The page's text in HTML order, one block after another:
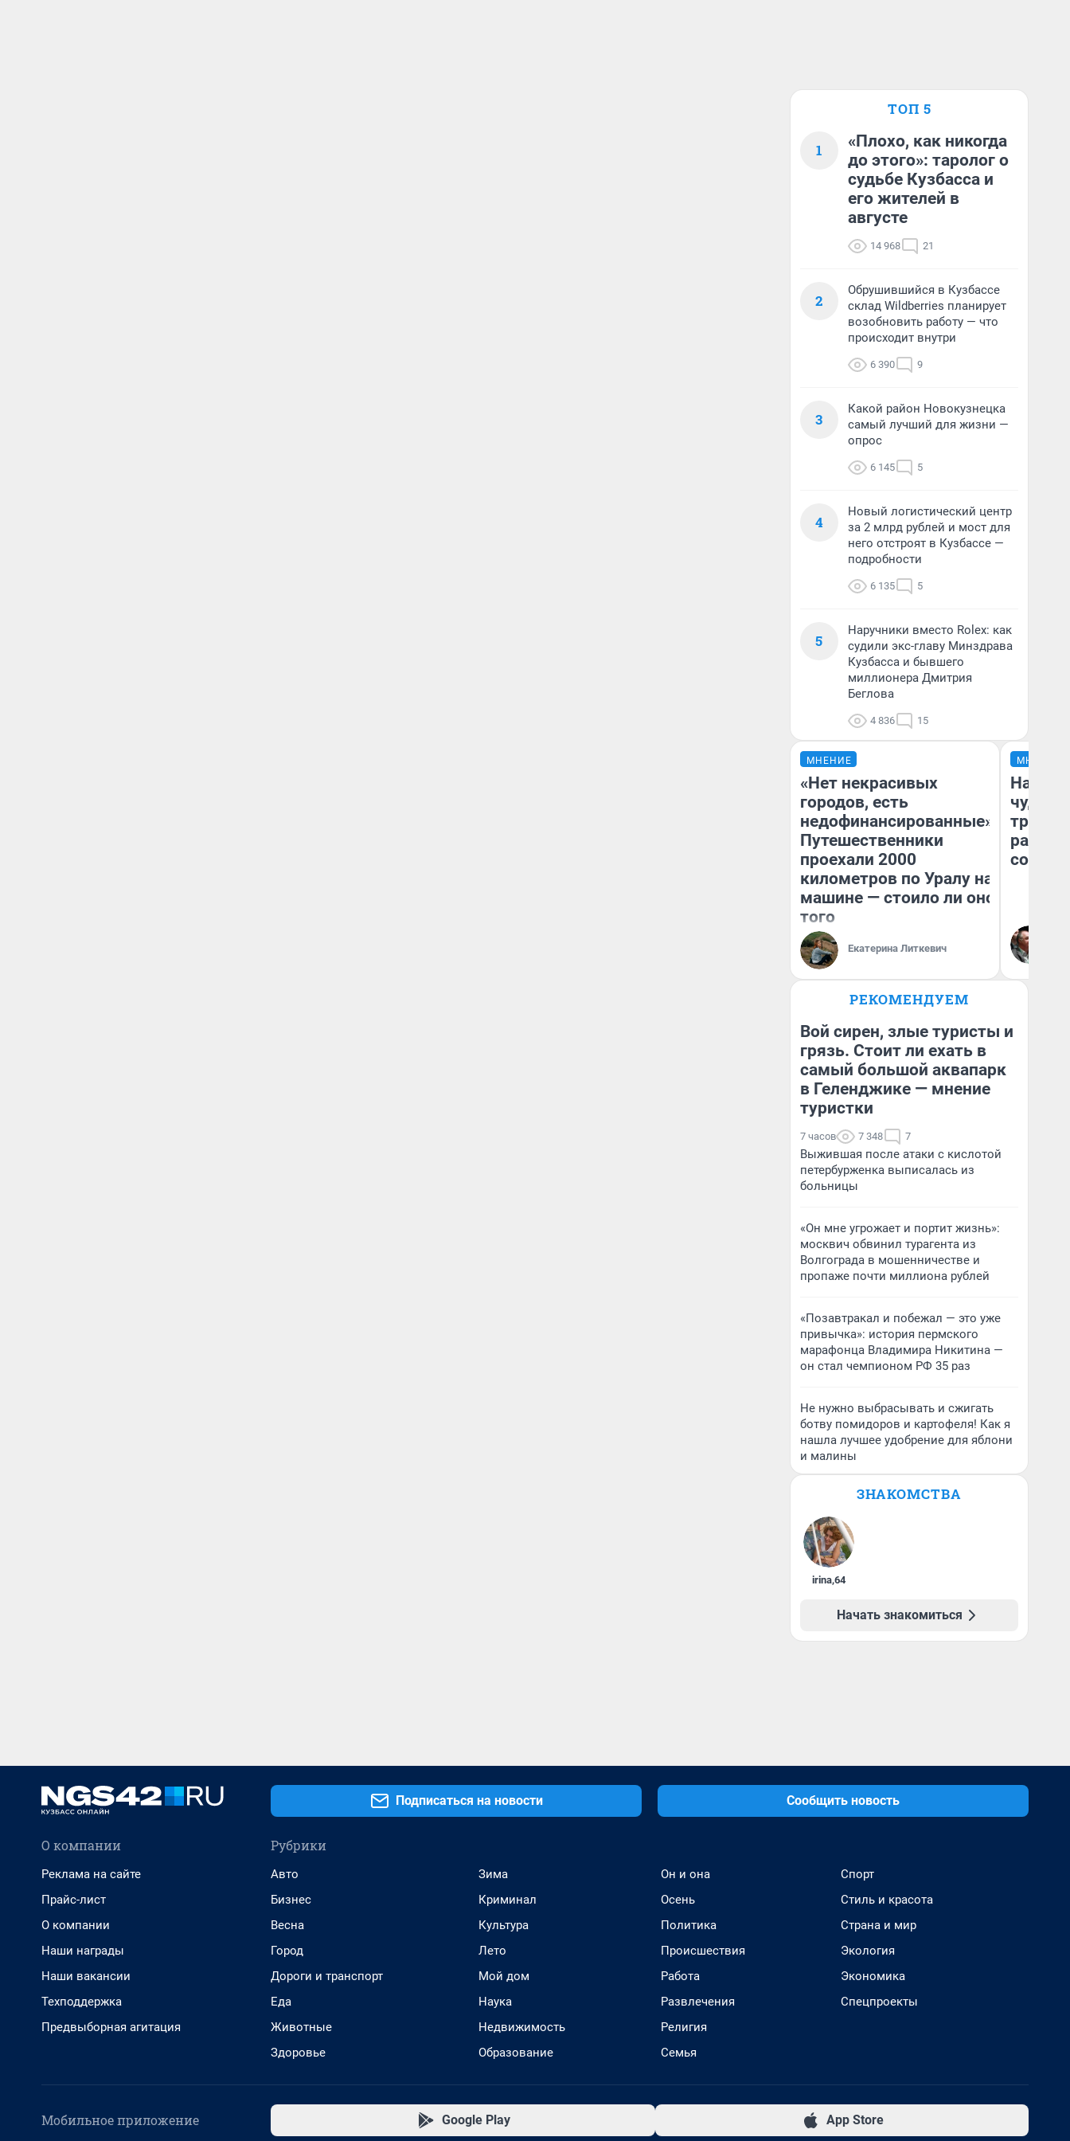
ТОП 5
1
«Плохо, как никогда
до этого»: таролог о
судьбе Кузбасса и
его жителей в
августе
14 968 21
2
Обрушившийся в Кузбассе
склад Wildberries планирует
возобновить работу — что
происходит внутри
6 390 9
3
Какой район Новокузнецка
самый лучший для жизни —
опрос
6 145 5
4
Новый логистический центр
за 2 млрд рублей и мост для
него отстроят в Кузбассе —
подробности
6 135 5
5
Наручники вместо Rolex: как
судили экс-главу Минздрава
Кузбасса и бывшего
миллионера Дмитрия
Беглова
4 836 15
МНЕНИЕ
«Нет некрасивых
городов, есть
недофинансированные».
Путешественники
проехали 2000
километров по Уралу на
машине — стоило ли оно
того
Екатерина Литкевич
МНЕНИЕ
чудом
РЕКОМЕНДУЕМ
Вой сирен, злые туристы и
грязь. Стоит ли ехать в
самый большой аквапарк
в Геленджике — мнение
туристки
7 часов 7 348 7
Выжившая после атаки с кислотой
петербурженка выписалась из
больницы
«Он мне угрожает и портит жизнь»:
москвич обвинил турагента из
Волгограда в мошенничестве и
пропаже почти миллиона рублей
«Позавтракал и побежал — это уже
привычка»: история пермского
марафонца Владимира Никитина —
он стал чемпионом РФ 35 раз
Не нужно выбрасывать и сжигать
ботву помидоров и картофеля! Как я
нашла лучшее удобрение для яблони
и малины
ЗНАКОМСТВА
irina,64
Начать знакомиться
Подписаться на новости Сообщить новость
О компании
Реклама на сайте
Прайс-лист
О компании
Наши награды
Наши вакансии
Техподдержка
Предвыборная агитация
Рубрики
Авто
Бизнес
Весна
Город
Дороги и транспорт
Еда
Животные
Здоровье
Зима
Криминал
Культура
Лето
Мой дом
Наука
Недвижимость
Образование
Он и она
Осень
Политика
Происшествия
Работа
Развлечения
Религия
Семья
Спорт
Стиль и красота
Страна и мир
Экология
Экономика
Спецпроекты
Мобильное приложение Google Play App Store